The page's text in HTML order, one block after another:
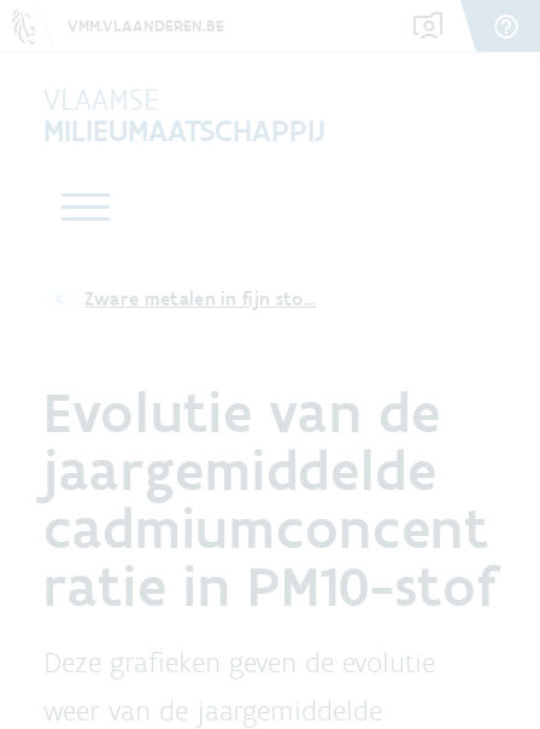
VMM.VLAANDEREN.BE
VLAAMSE
MILIEUMAATSCHAPPIJ
Zware metalen in fijn sto…
Evolutie van de
jaargemiddelde
cadmiumconcent
ratie in PM10-stof
Deze grafieken geven de evolutie
weer van de jaargemiddelde